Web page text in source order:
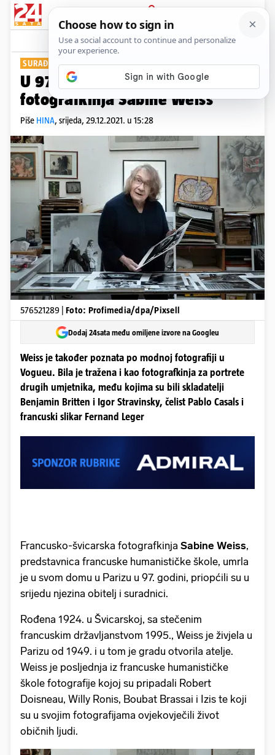
PRIJAVA
Show
SURAĐIVALA JE S VOGUEOM
U 97. godini umrla je slavna
fotografkinja Sabine Weiss
Piše HINA, srijeda, 29.12.2021. u 15:28
576521289 | Foto: Profimedia/dpa/Pixsell
Dodaj 24sata među omiljene izvore na Googleu
Weiss je također poznata po modnoj fotografiji u
Vogueu. Bila je tražena i kao fotografkinja za portrete
drugih umjetnika, među kojima su bili skladatelji
Benjamin Britten i Igor Stravinsky, čelist Pablo Casals i
francuski slikar Fernand Leger
Francusko-švicarska fotografkinja Sabine Weiss,
predstavnica francuske humanističke škole, umrla
je u svom domu u Parizu u 97. godini, priopćili su u
srijedu njezina obitelj i suradnici.
Rođena 1924. u Švicarskoj, sa stečenim
francuskim državljanstvom 1995., Weiss je živjela u
Parizu od 1949. i u tom je gradu otvorila atelje.
Weiss je posljednja iz francuske humanističke
škole fotografije kojoj su pripadali Robert
Doisneau, Willy Ronis, Boubat Brassai i Izis te koji
su u svojim fotografijama ovjekovječili život
običnih ljudi.